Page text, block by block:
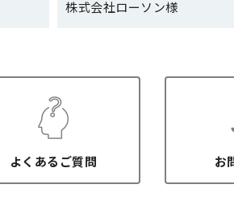
株式会社ローソン様
よくあるご質問 お